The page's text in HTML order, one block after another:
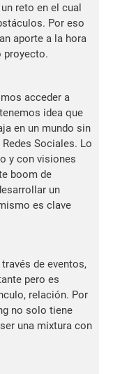
reto en el cual
Por eso
aporte a la hora
proyecto.
acceder a
idea que
en un mundo sin
Sociales. Lo
y con visiones
boom de
un
es clave
de eventos,
pero es
relación. Por
no solo tiene
una mixtura con